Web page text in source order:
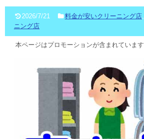
2026/7/21 料金が安いクリーニング店,
ニング店
本ページはプロモーションが含まれています